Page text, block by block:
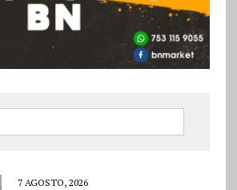
7 AGOSTO, 2026